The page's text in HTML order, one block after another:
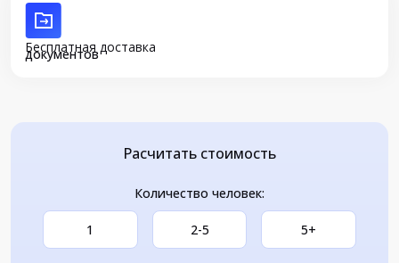
Бесплатная доставка
документов
Расчитать стоимость
Количество человек:
1 2-5 5+